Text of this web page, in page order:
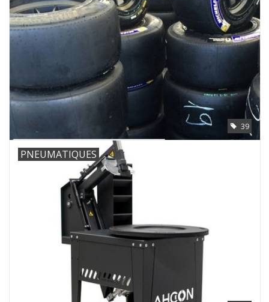
39
PNEUMATIQUES